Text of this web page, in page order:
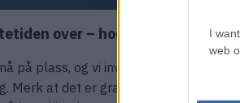
I
web
over – hockeysesongen er
på plass, og vi inviterer supportere,
Merk at det er gratis inngang! Dette